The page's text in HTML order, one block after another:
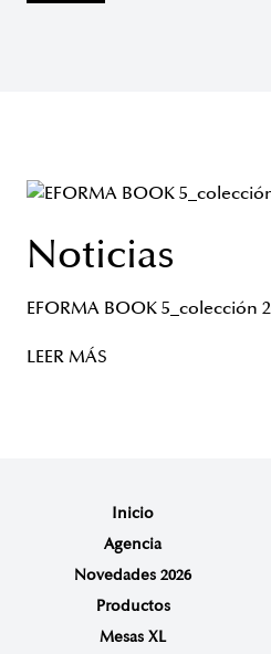
Noticias
EFORMA BOOK 5_colección
LEER MÁS
Inicio
Agencia
Novedades 2026
Productos
Mesas XL